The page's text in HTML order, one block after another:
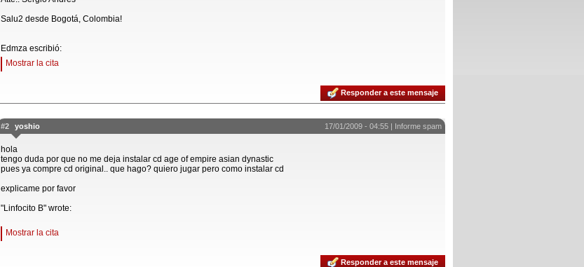
Salu2 desde Bogotá, Colombia!
Edmza escribió:
Mostrar la cita
Responder a este mensaje
#2 yoshio 17/01/2009 - 04:55 | Informe spam
hola
tengo duda por que no me deja instalar cd age of empire asian dynastic
pues ya compre cd original.. que hago? quiero jugar pero como instalar cd
explicame por favor
"Linfocito B" wrote:
Mostrar la cita
Responder a este mensaje